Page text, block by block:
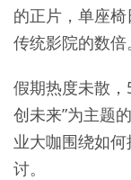
的正片，单座
传统影院的数倍。
假期热度未散
创未来”为主题
业大咖围绕如
讨。